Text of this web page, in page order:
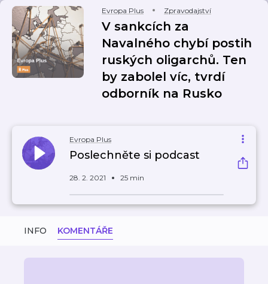
Evropa Plus Zpravodajství
V sankcích za
Navalného chybí postih
ruských oligarchů. Ten
by zabolel víc, tvrdí
odborník na Rusko
Evropa Plus
Poslechněte si podcast
28. 2. 2021 25 min
INFO KOMENTÁŘE